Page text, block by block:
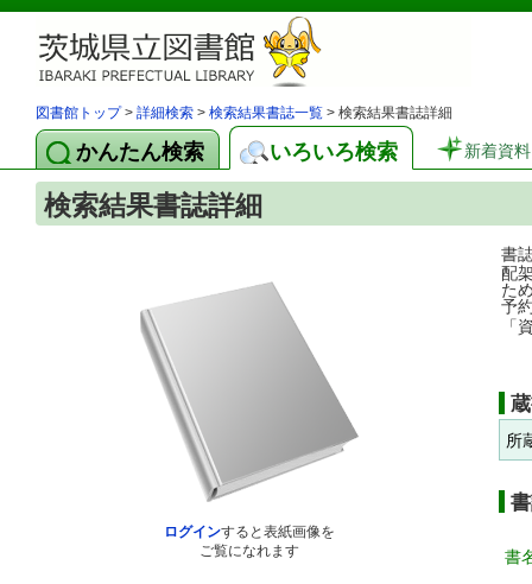
図書館トップ> 詳細検索 > 検索結果書誌一覧 > 検索結果書誌詳細
かんたん検索 いろいろ検索 新着資料
検索結果書誌詳細
ログインすると表紙画像を
ご覧になれます
書
配
た
予
「
所
書